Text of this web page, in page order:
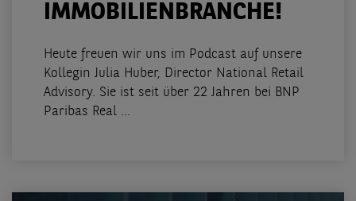
IMMOBILIENBRANCHE!
Heute freuen wir uns im Podcast auf unsere
Kollegin Julia Huber, Director National Retail
Advisory. Sie ist seit über 22 Jahren bei BNP
Paribas Real ...